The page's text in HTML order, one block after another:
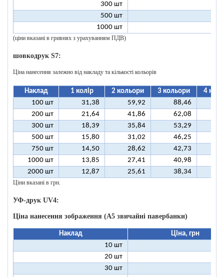
300 шт
500 шт
1000 шт
(ціни вказані в гривнях з урахуванням ПДВ)
шовкодрук S7:
Ціна нанесення залежно від накладу та кількості кольорів
Наклад 1 колір 2 кольори 3 кольори
4
100 шт
31,38 59,92 88,46
200 шт
21,64 41,86 62,08
300 шт
18,39 35,84 53,29
500 шт
15,80 31,02 46,25
750 шт
14,50 28,62 42,73
1000 шт
13,85 27,41 40,98
2000 шт
12,87 25,61 38,34
Ціни вказані в грн.
УФ-друк UV4:
Ціна нанесення зображення (А5 звичайні павербанки)
Наклад
Ціна, грн
10 шт
20 шт
30 шт